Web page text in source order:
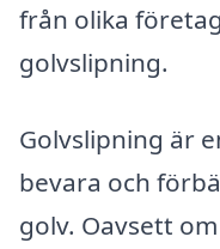
från olika
golvslipning.
Golvslipning är
bevara och
golv. Oavsett